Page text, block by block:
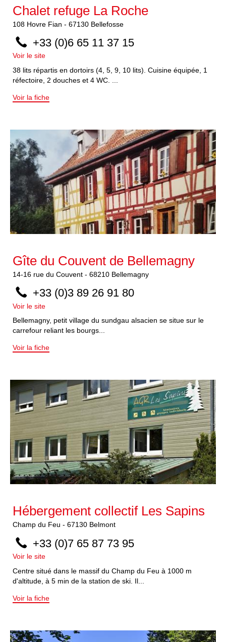
Chalet refuge La Roche
108 Hovre Fian - 67130 Bellefosse
+33 (0)6 65 11 37 15
Voir le site
38 lits répartis en dortoirs (4, 5, 9, 10 lits). Cuisine équipée, 1
réfectoire, 2 douches et 4 WC. ...
Voir la fiche
Gîte du Couvent de Bellemagny
14-16 rue du Couvent - 68210 Bellemagny
+33 (0)3 89 26 91 80
Voir le site
Bellemagny, petit village du sundgau alsacien se situe sur le
carrefour reliant les bourgs...
Voir la fiche
Hébergement collectif Les Sapins
Champ du Feu - 67130 Belmont
+33 (0)7 65 87 73 95
Voir le site
Centre situé dans le massif du Champ du Feu à 1000 m
d'altitude, à 5 min de la station de ski. Il...
Voir la fiche